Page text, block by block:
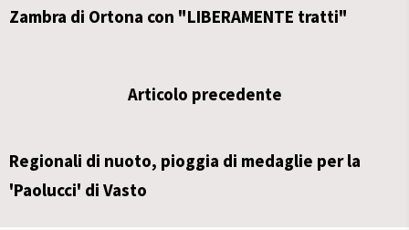
Zambra di Ortona con "LIBERAMENTE tratti"
Articolo precedente
Regionali di nuoto, pioggia di medaglie per la
'Paolucci' di Vasto